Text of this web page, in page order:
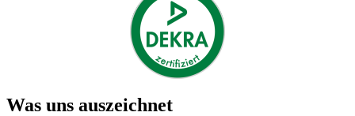
Was uns auszeichnet